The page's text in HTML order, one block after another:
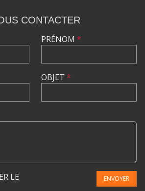
CONTACTER
PRÉNOM *
OBJET *
LE
ENVOYER